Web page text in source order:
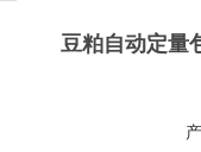
豆粕自动定量